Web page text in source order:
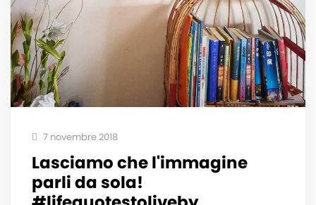
7 novembre 2018
Lasciamo che l'immagine
parli da sola!